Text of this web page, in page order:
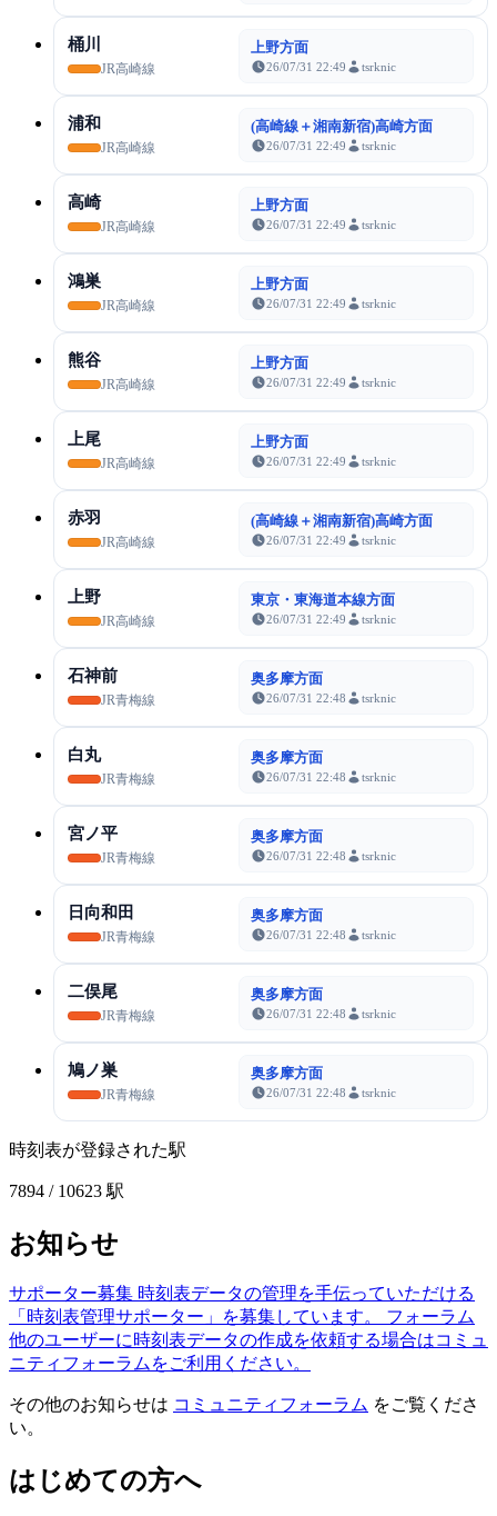
桶川
JR高崎線
上野方面
26/07/31 22:49 tsrknic
浦和
JR高崎線
(高崎線＋湘南新宿)高崎方面
26/07/31 22:49 tsrknic
高崎
JR高崎線
上野方面
26/07/31 22:49 tsrknic
鴻巣
JR高崎線
上野方面
26/07/31 22:49 tsrknic
熊谷
JR高崎線
上野方面
26/07/31 22:49 tsrknic
上尾
JR高崎線
上野方面
26/07/31 22:49 tsrknic
赤羽
JR高崎線
(高崎線＋湘南新宿)高崎方面
26/07/31 22:49 tsrknic
上野
JR高崎線
東京・東海道本線方面
26/07/31 22:49 tsrknic
石神前
JR青梅線
奥多摩方面
26/07/31 22:48 tsrknic
白丸
JR青梅線
奥多摩方面
26/07/31 22:48 tsrknic
宮ノ平
JR青梅線
奥多摩方面
26/07/31 22:48 tsrknic
日向和田
JR青梅線
奥多摩方面
26/07/31 22:48 tsrknic
二俣尾
JR青梅線
奥多摩方面
26/07/31 22:48 tsrknic
鳩ノ巣
JR青梅線
奥多摩方面
26/07/31 22:48 tsrknic
時刻表が登録された駅
7894 / 10623 駅
お知らせ
サポーター募集 時刻表データの管理を手伝っていただける
「時刻表管理サポーター」を募集しています。
フォーラム
他のユーザーに時刻表データの作成を依頼する場合はコミュ
ニティフォーラムをご利用ください。
その他のお知らせは コミュニティフォーラム をご覧くださ
い。
はじめての方へ